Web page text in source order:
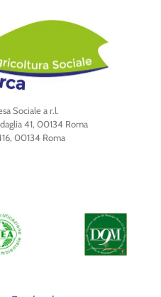
Sociale a r.l.
41, 00134 Roma
00134 Roma